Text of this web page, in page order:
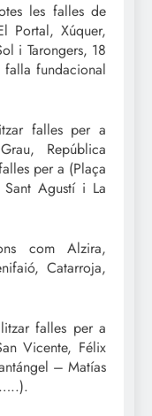
les falles de
Portal, Xúquer,
i Tarongers, 18
fundacional
falles per a
República
per a (Plaça
Sant Agustí i La
com Alzira,
Catarroja,
falles per a
Vicente, Félix
– Matías